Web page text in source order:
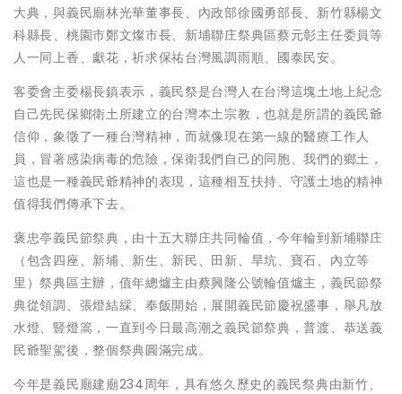
大典，與義民廟林光華董事長、內政部徐國勇部長、新竹縣楊文
科縣長、桃園市鄭文燦市長、新埔聯庄祭典區蔡元彰主任委員等
人一同上香、獻花，祈求保祐台灣風調雨順、國泰民安。
客委會主委楊長鎮表示，義民祭是台灣人在台灣這塊土地上紀念
自己先民保鄉衛土所建立的台灣本土宗教，也就是所謂的義民爺
信仰，象徵了一種台灣精神，而就像現在第一線的醫療工作人
員，冒著感染病毒的危險，保衛我們自己的同胞、我們的鄉土，
這也是一種義民爺精神的表現，這種相互扶持、守護土地的精神
值得我們傳承下去。
褒忠亭義民節祭典，由十五大聯庄共同輪值，今年輪到新埔聯庄
（包含四座、新埔、新生、新民、田新、旱坑、寶石、內立等
里）祭典區主辦，值年總爐主由蔡興隆公號輪值爐主，義民節祭
典從領調、張燈結綵、奉飯開始，展開義民節慶祝盛事，舉凡放
水燈、豎燈篙，一直到今日最高潮之義民節祭典，普渡、恭送義
民爺聖駕後，整個祭典圓滿完成。
今年是義民廟建廟234周年，具有悠久歷史的義民祭典由新竹、